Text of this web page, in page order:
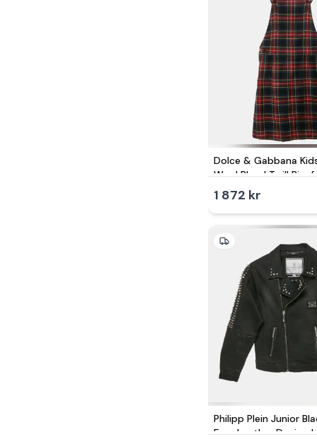
Dolce & Gabbana
Wool Blend Twill
1 872 kr
Philipp Plein Junior
Faux Leather Denim